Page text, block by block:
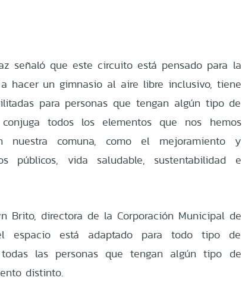
señaló que este circuito está pensado para la
a hacer un gimnasio al aire libre inclusivo, tiene
para personas que tengan algún tipo de
todos los elementos que nos hemos
nuestra comuna, como el mejoramiento y
públicos, vida saludable, sustentabilidad e
Brito, directora de la Corporación Municipal de
espacio está adaptado para todo tipo de
las personas que tengan algún tipo de
distinto.